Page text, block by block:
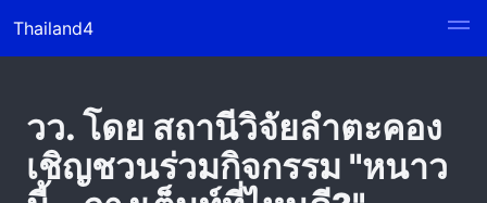
Thailand4
วว. โดย สถานีวิจัยลำตะคอง
เชิญชวนร่วมกิจกรรม "หนาว